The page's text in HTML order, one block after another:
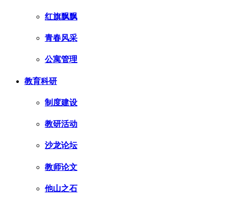
红旗飘飘
青春风采
公寓管理
教育科研
制度建设
教研活动
沙龙论坛
教师论文
他山之石